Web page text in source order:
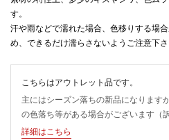
す。
汗や雨などで濡れた場合、色移りする場
め、できるだけ濡らさないようご注意下さ
こちらはアウトレット品です。
主にはシーズン落ちの新品になります
の色落ち等がある場合がございます（
詳細はこちら